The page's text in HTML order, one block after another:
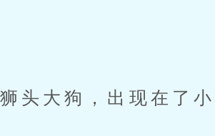
狗，出现在了小